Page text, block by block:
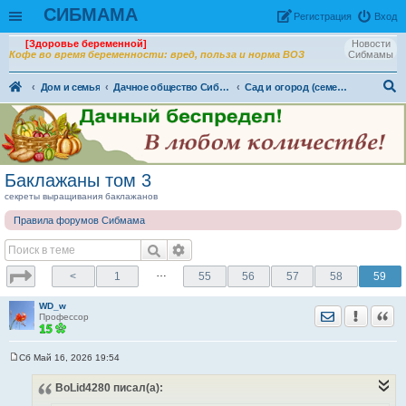
СИБМАМА Вход
Рeгиcтpaция
Новости
Сибмамы
[Здоровье беременной]
Кофе во время беременности: вред, польза и норма ВОЗ
Дом и семья Дачное общество Сибмама. Огородно - садовая жизнь
Сад и огород (семена, рассада, урожай)
ои
Баклажаны том 3
секреты выращивания баклажанов
Правила форумов Сибмама
< 1 … 55 56 57 58 59
WD_w
Профессор
Отправить
Сб Май 16, 2026 19:54
BoLid4280 писал(а):